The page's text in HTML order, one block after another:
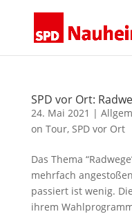
SPD vor Ort:
24. Mai 2021 |
on Tour, SPD vor Ort
Das Thema
mehrfach
passiert ist wenig.
ihrem